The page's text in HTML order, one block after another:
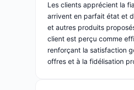
Les clients apprécient la
arrivent en parfait état et
et autres produits
client est perçu comme
renforçant la satisfaction
offres et à la fidélisation